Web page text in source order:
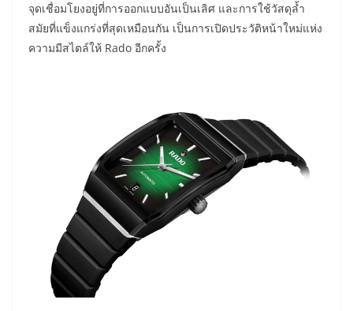
จุดเชื่อมโยงอยู่ที่การออกแบบอันเป็นเลิศ และการใช้วัสดุล้ำ
สมัยที่แข็งแกร่งที่สุดเหมือนกัน เป็นการเปิดประวัติหน้าใหม่แห่ง
ความมีสไตล์ให้ Rado อีกครั้ง